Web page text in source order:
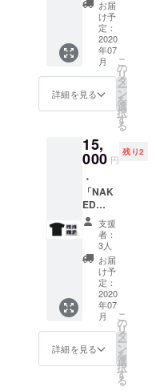
く際、
必ず備
考欄に
ご希望
のお名
前をご
ださ
い。ま
に反す
るよう
や携帯
依存文
字等は
お控え
いただ
き、掲
載が難
しいと
判断し
た場合
CAMPF
IREアカ
ウント
名にて
ALBUM
」CD ＊
CDが含
まれる
全ての
コース
にご支
お名前
をCD
ブック
レット
にクレ
ジット
しま
す。 ＊
ご支援
いただ
く際、
必ず備
考欄に
ご希望
のお名
前をご
記入く
お届
け予
定：
2020
年07
月
詳細を見る
こ
の
リ
タ
ー
ン
を
選
択
す
る
15,
000 円
残り2
・
「NAK
ED
ALBUM
」mp3
「NAK
ALBUM
」CD ＊
CDが含
まれる
全ての
コース
にご支
援いた
支援
者：
3人
お届
け予
定：
2020
年07
月
詳細を見る
こ
の
リ
タ
ー
ン
を
選
択
す
る